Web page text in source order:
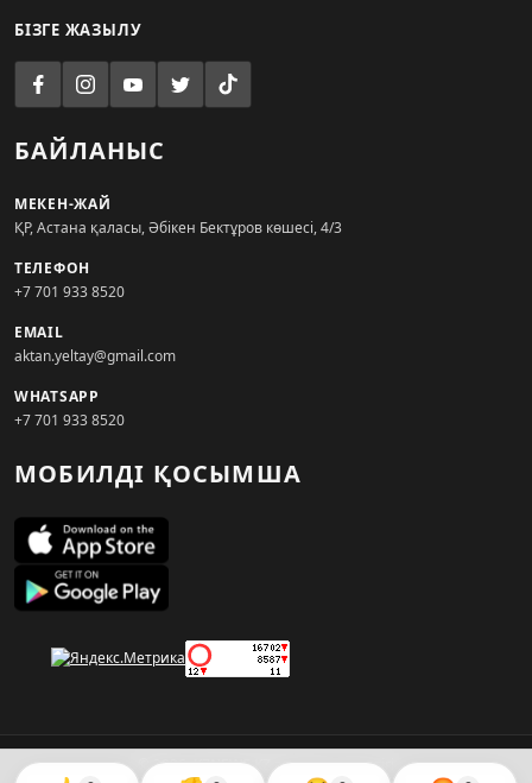
БІЗГЕ ЖАЗЫЛУ
БАЙЛАНЫС
МЕКЕН-ЖАЙ
ҚР, Астана қаласы, Әбікен Бектұров көшесі, 4/3
ТЕЛЕФОН
+7 701 933 8520
EMAIL
aktan.yeltay@gmail.com
WHATSAPP
+7 701 933 8520
МОБИЛДІ ҚОСЫМША
© 2026. KZNEWS.KZ ақпарат агенттігі